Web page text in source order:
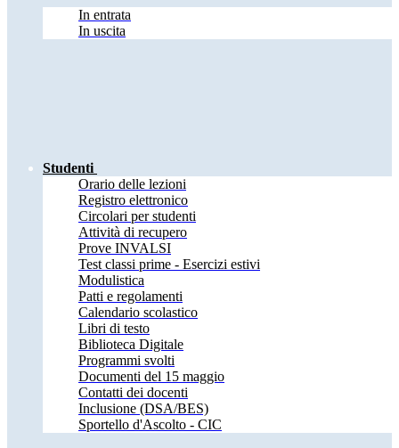
In entrata
In uscita
Studenti
Orario delle lezioni
Registro elettronico
Circolari per studenti
Attività di recupero
Prove INVALSI
Test classi prime - Esercizi estivi
Modulistica
Patti e regolamenti
Calendario scolastico
Libri di testo
Biblioteca Digitale
Programmi svolti
Documenti del 15 maggio
Contatti dei docenti
Inclusione (DSA/BES)
Sportello d'Ascolto - CIC